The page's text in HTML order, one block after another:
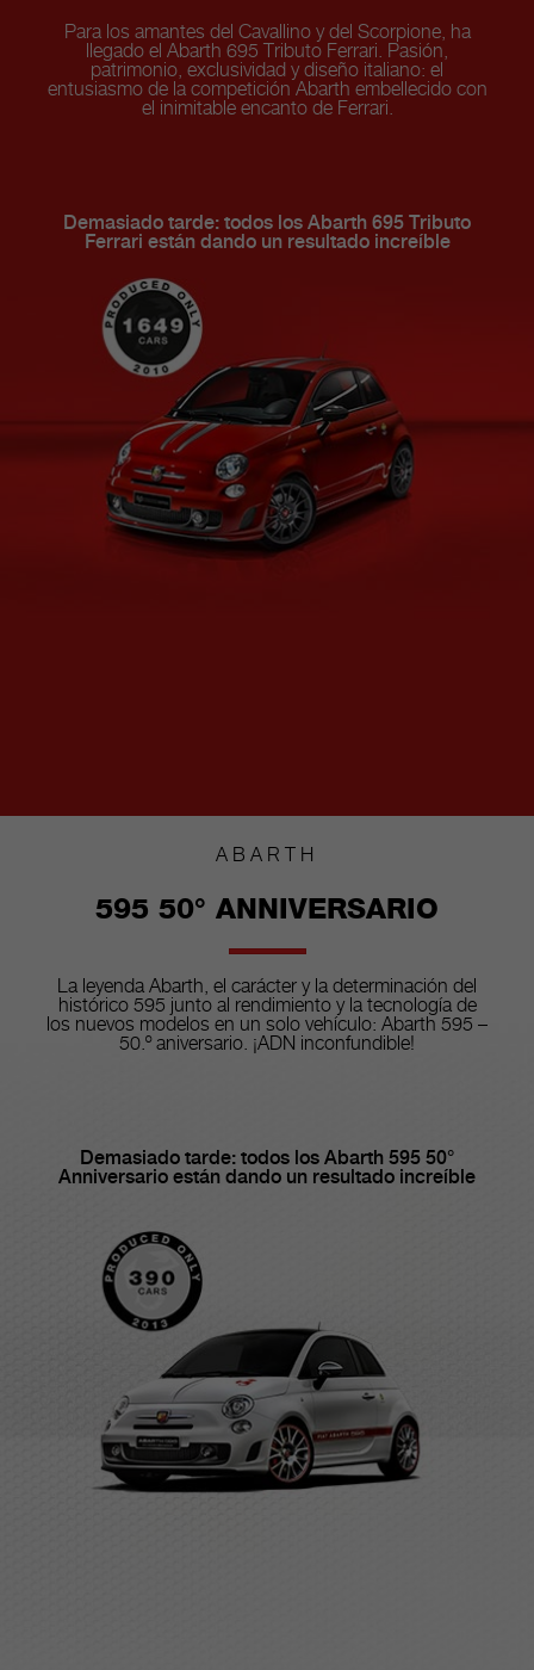
Para los amantes del Cavallino y del Scorpione, ha
llegado el Abarth 695 Tributo Ferrari. Pasión,
patrimonio, exclusividad y diseño italiano: el
entusiasmo de la competición Abarth embellecido con
el inimitable encanto de Ferrari.
Demasiado tarde: todos los Abarth 695 Tributo
Ferrari están dando un resultado increíble
ABARTH
595 50° ANNIVERSARIO
La leyenda Abarth, el carácter y la determinación del
histórico 595 junto al rendimiento y la tecnología de
los nuevos modelos en un solo vehículo: Abarth 595 –
50.º aniversario. ¡ADN inconfundible!
Demasiado tarde: todos los Abarth 595 50°
Anniversario están dando un resultado increíble